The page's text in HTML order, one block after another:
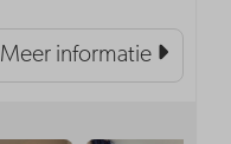
Meer informatie